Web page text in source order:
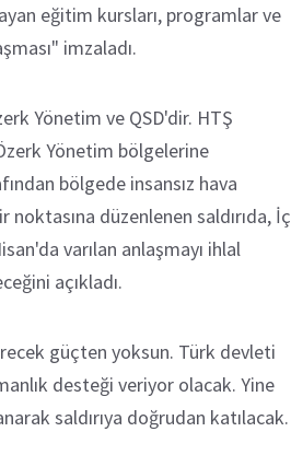
eğitim kursları, programlar ve
imzaladı.
Yönetim ve QSD'dir. HTŞ
Yönetim bölgelerine
bölgede insansız hava
düzenlenen saldırıda, İç
varılan anlaşmayı ihlal
açıkladı.
güçten yoksun. Türk devleti
desteği veriyor olacak. Yine
saldırıya doğrudan katılacak.